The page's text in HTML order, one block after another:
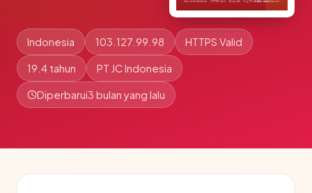
Indonesia 103.127.99.98 HTTPS Valid
19.4 tahun PT JC Indonesia
Diperbarui3 bulan yang lalu